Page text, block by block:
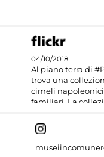
04/10/2018
Al piano terra di
trova una
cimeli
familiari. La